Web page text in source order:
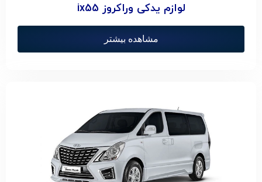
لوازم یدکی وراکروز ix55
مشاهده بیشتر